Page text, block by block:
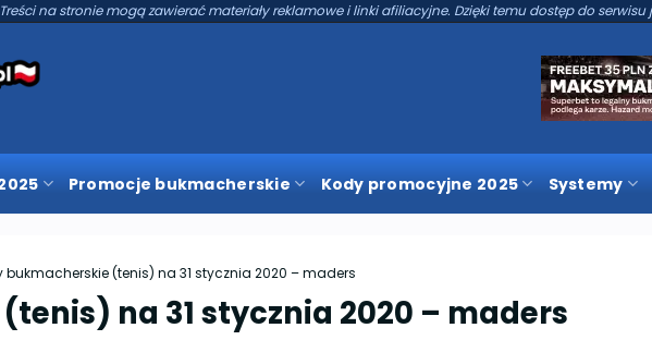
Treści na stronie mogą zawierać materiały reklamowe i linki afiliacyjne. Dzięki temu dostęp do serwisu
Promocje bukmacherskie Kody promocyjne 2025 Systemy
bukmacherskie (tenis) na 31 stycznia 2020 – maders
na 31 stycznia 2020 – maders